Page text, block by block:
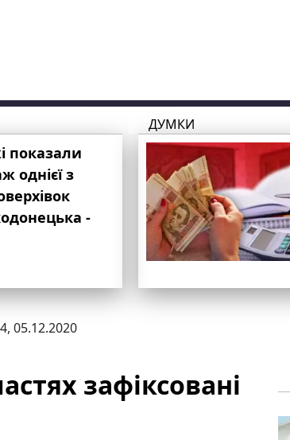
показали
однієї з
-
ДУМКИ
05.12.2020
зафіксовані